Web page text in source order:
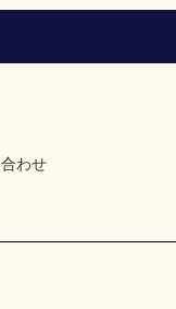
わせ